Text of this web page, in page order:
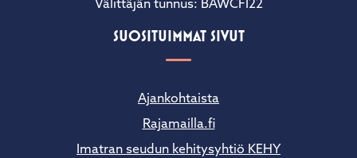
Välittäjän tunnus: BAWCFI22
SUOSITUIMMAT SIVUT
Ajankohtaista
Rajamailla.fi
Imatran seudun kehitysyhtiö KEHY